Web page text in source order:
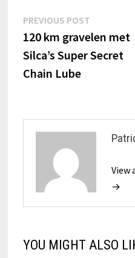
Bericht
navigatie
PREVIOUS POSTPrevious
post:
120 km gravelen met
Silca’s Super Secret
Chain Lube
View
→
YOU MIGHT ALSO